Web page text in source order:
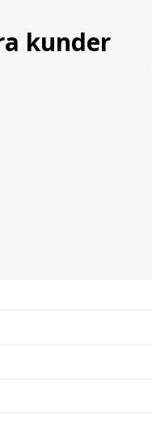
kunder